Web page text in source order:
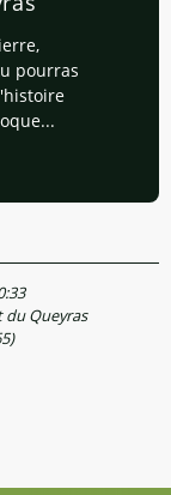
pourras
Queyras
)